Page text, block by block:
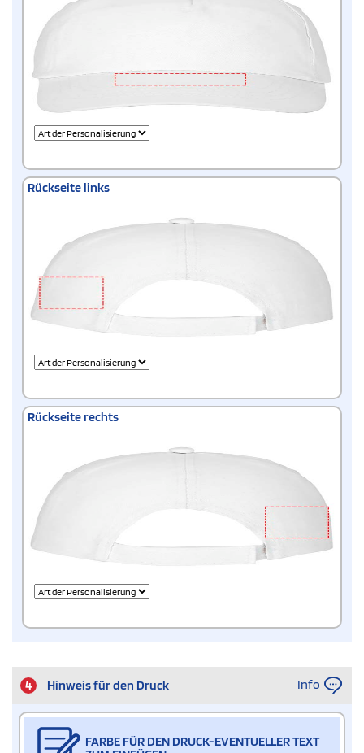
Rückseite links
Rückseite rechts
4 Hinweis für den Druck Info
FARBE FÜR DEN DRUCK-EVENTUELLER TEXT